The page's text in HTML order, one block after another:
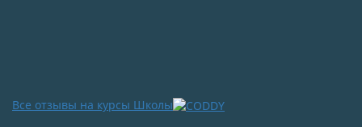
Все отзывы на курсы Школы